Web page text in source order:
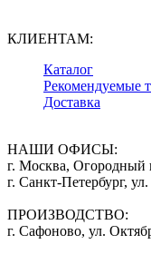
КЛИЕНТАМ:
Каталог
Рекомендуемые
Доставка
НАШИ ОФИСЫ:
г. Москва, Огородный
г. Санкт-Петербург,
ПРОИЗВОДСТВО:
г. Сафоново, ул.